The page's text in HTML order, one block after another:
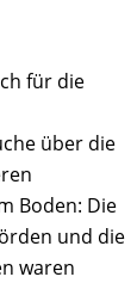
für die
über die
Boden: Die
und die
waren